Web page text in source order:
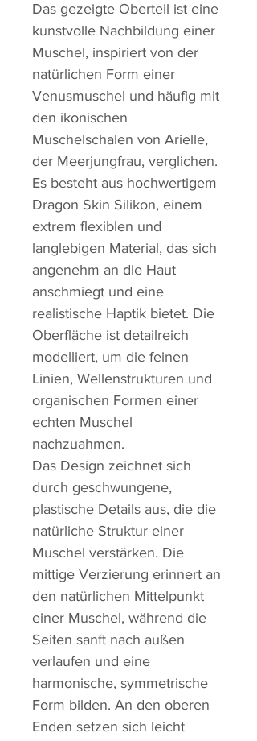
Das gezeigte Oberteil ist eine
kunstvolle Nachbildung einer
Muschel, inspiriert von der
natürlichen Form einer
Venusmuschel und häufig mit
den ikonischen
Muschelschalen von Arielle,
der Meerjungfrau, verglichen.
Es besteht aus hochwertigem
Dragon Skin Silikon, einem
extrem flexiblen und
langlebigen Material, das sich
angenehm an die Haut
anschmiegt und eine
realistische Haptik bietet. Die
Oberfläche ist detailreich
modelliert, um die feinen
Linien, Wellenstrukturen und
organischen Formen einer
echten Muschel
nachzuahmen.
Das Design zeichnet sich
durch geschwungene,
plastische Details aus, die die
natürliche Struktur einer
Muschel verstärken. Die
mittige Verzierung erinnert an
den natürlichen Mittelpunkt
einer Muschel, während die
Seiten sanft nach außen
verlaufen und eine
harmonische, symmetrische
Form bilden. An den oberen
Enden setzen sich leicht